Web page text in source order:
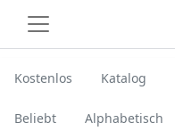
Kostenlos Katalog
Beliebt Alphabetisch